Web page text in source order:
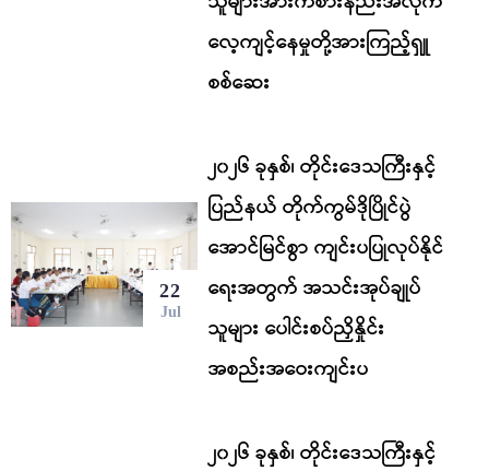
လေ့ကျင့်နေမှုတို့အားကြည့်ရှူ
စစ်ဆေး
22
Jul
၂၀၂၆ ခုနှစ်၊ တိုင်းဒေသကြီးနှင့်
ပြည်နယ် တိုက်ကွမ်ဒိုပြိုင်ပွဲ
အောင်မြင်စွာ ကျင်းပပြုလုပ်နိုင်
ရေးအတွက် အသင်းအုပ်ချုပ်
သူများ ပေါင်းစပ်ညှိနှိုင်း
အစည်းအဝေးကျင်းပ
၂၀၂၆ ခုနှစ်၊ တိုင်းဒေသကြီးနှင့်